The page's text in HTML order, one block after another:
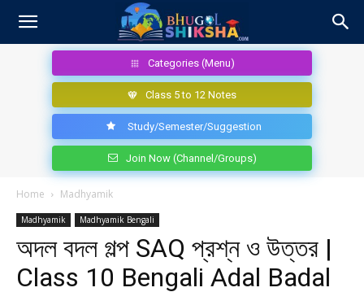
Categories (Menu)
Class 5 to 12 Notes
Study/Semester/Suggestion
Join Now (Channel/Groups)
Home Madhyamik
Madhyamik Madhyamik Bengali
অদল বদল গল্প SAQ প্রশ্ন ও উত্তর |
Class 10 Bengali Adal Badal